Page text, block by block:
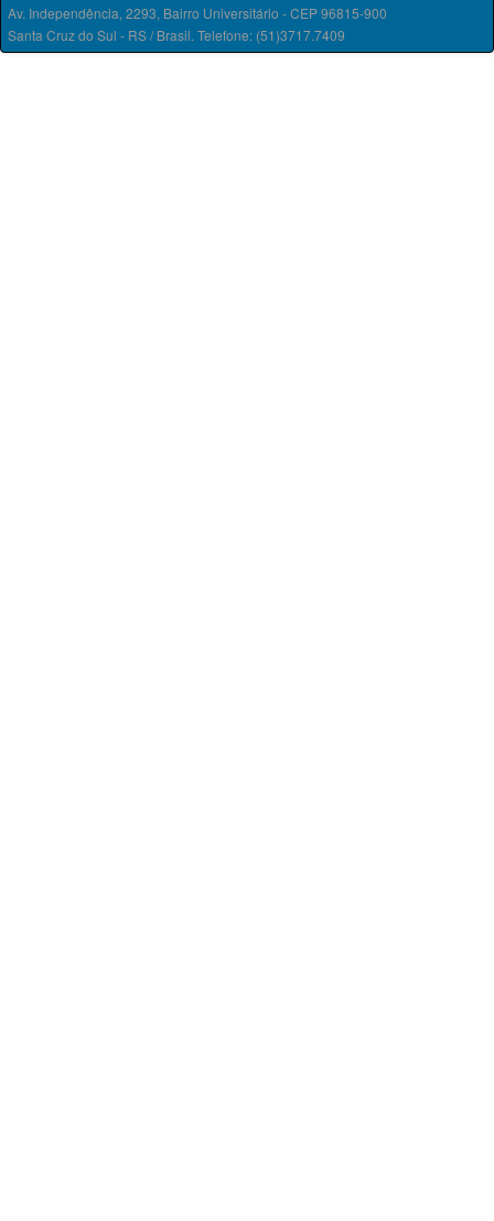
Av. Independência, 2293, Bairro Universitário - CEP 96815-900
Santa Cruz do Sul - RS / Brasil. Telefone: (51)3717.7409